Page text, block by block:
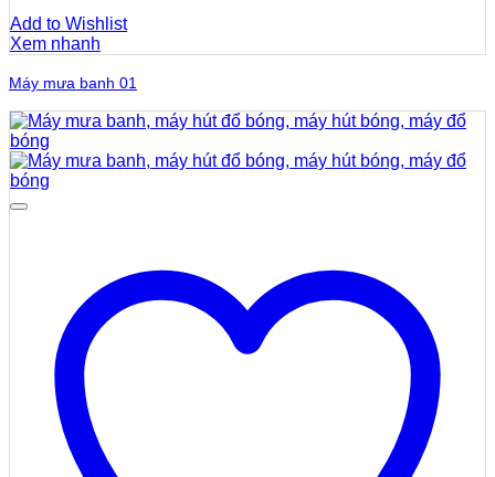
Add to Wishlist
Xem nhanh
Máy mưa banh 01